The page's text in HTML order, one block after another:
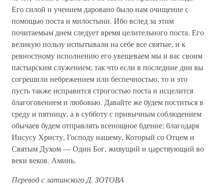
Его силой и учением даровано было нам очищение с
помощью поста и милостыни. Ибо вслед за этим
почитаемым днем следует время целительного поста. Его
великую пользу испытывали на себе все святые, и к
ревностному исполнению его увещеваем мы и вас своим
пастырским служением; так что если в последние дни вы
согрешили небрежением или беспечностью, то и это
пусть также исправится строгостью поста и исцелится
благоговением и любовью. Давайте же будем поститься в
среду и пятницу, а в субботу с привычным соблюдением
обычаев будем отправлять всенощное бдение; благодаря
Иисусу Христу, Господу нашему, Который со Отцем и
Святым Духом — Один Бог, живущий и царствующий во
веки веков. Аминь.
Перевод с латинского Д. ЗОТОВА